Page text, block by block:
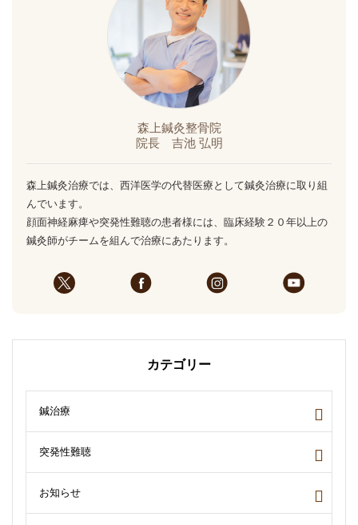
森上鍼灸整骨院
院長 吉池 弘明
森上鍼灸治療では、西洋医学の代替医療として鍼灸治療に取り組
んでいます。
顔面神経麻痺や突発性難聴の患者様には、臨床経験２０年以上の
鍼灸師がチームを組んで治療にあたります。
カテゴリー
鍼治療
突発性難聴
お知らせ